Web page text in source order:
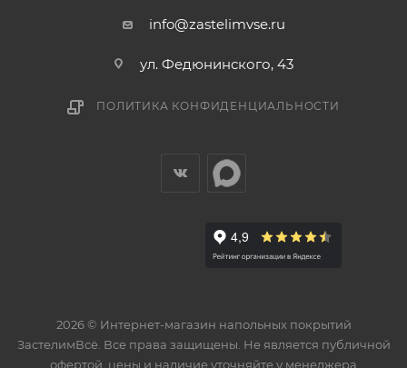
info@zastelimvse.ru
ул. Федюнинского, 43
ПОЛИТИКА КОНФИДЕНЦИАЛЬНОСТИ
2026 © Интернет-магазин напольных покрытий
ЗастелимВсё. Все права защищены. Не является публичной
офертой, цены и наличие уточняйте у менеджера